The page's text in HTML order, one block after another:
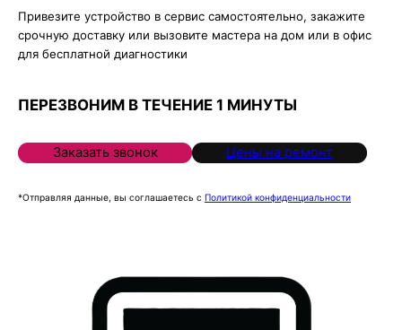
Привезите устройство в сервис самостоятельно, закажите
срочную доставку или вызовите мастера на дом или в офис
для бесплатной диагностики
ПЕРЕЗВОНИМ В ТЕЧЕНИЕ 1 МИНУТЫ
Заказать звонок Цены на ремонт
*Отправляя данные, вы соглашаетесь с Политикой конфиденциальности